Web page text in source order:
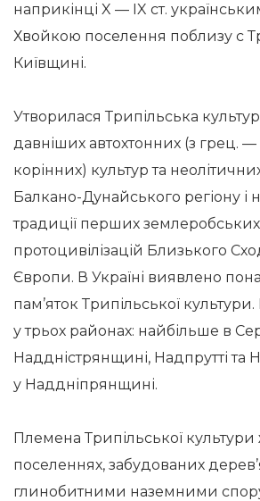
наприкінці X — IX ст.
Хвойкою поселення поблизу с
Київщині.
Утворилася Трипільська
давніших автохтонних (з грец. —
корінних) культур та
Балкано-Дунайського регіону і
традиції перших землеробських
протоцивілізацій Близького
Європи. В Україні виявлено
пам’яток Трипільської
у трьох районах: найбільше в
Наддністрянщині, Надпрутті
у Наддніпрянщині.
Племена Трипільської
поселеннях, забудованих
глинобитними наземними